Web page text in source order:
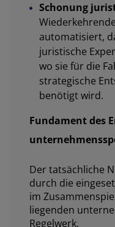
Schonung
automatisiert,
juristische
wo sie für die
strategische
benötigt wird.
Fundament des
Der tatsächliche
durch die
im
liegenden
Regelwerk.